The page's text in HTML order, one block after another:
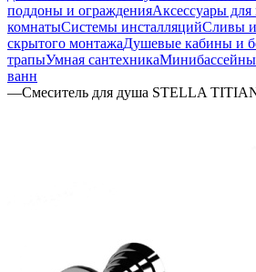
поддоны и огражденияАксессуары для
комнатыСистемы инсталляцийСливы
скрытого монтажаДушевые кабины и
трапыУмная сантехникаМинибассейны
ванн
—Смеситель для душа STELLA